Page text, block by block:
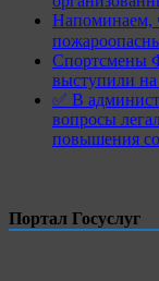
Напоминаем,
Спортсмены
выступили
✅ В
вопросы
повышения
Портал Госуслуг